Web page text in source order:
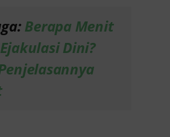
Berapa Menit
Dini?